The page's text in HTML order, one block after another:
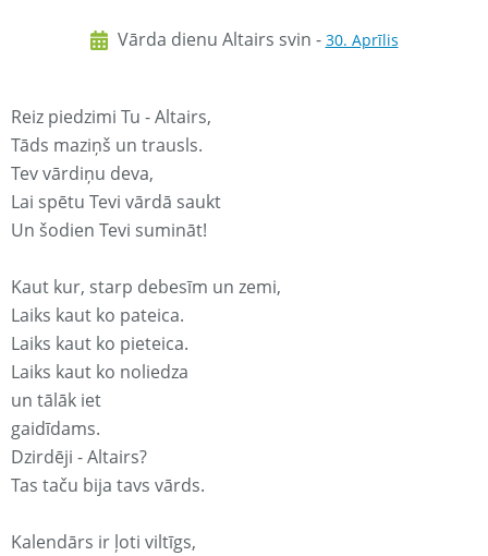
Vārda dienu Altairs svin - 30. Aprīlis
Reiz piedzimi Tu - Altairs,
Tāds maziņš un trausls.
Tev vārdiņu deva,
Lai spētu Tevi vārdā saukt
Un šodien Tevi sumināt!
Kaut kur, starp debesīm un zemi,
Laiks kaut ko pateica.
Laiks kaut ko pieteica.
Laiks kaut ko noliedza
un tālāk iet
gaidīdams.
Dzirdēji - Altairs?
Tas taču bija tavs vārds.
Kalendārs ir ļoti viltīgs,